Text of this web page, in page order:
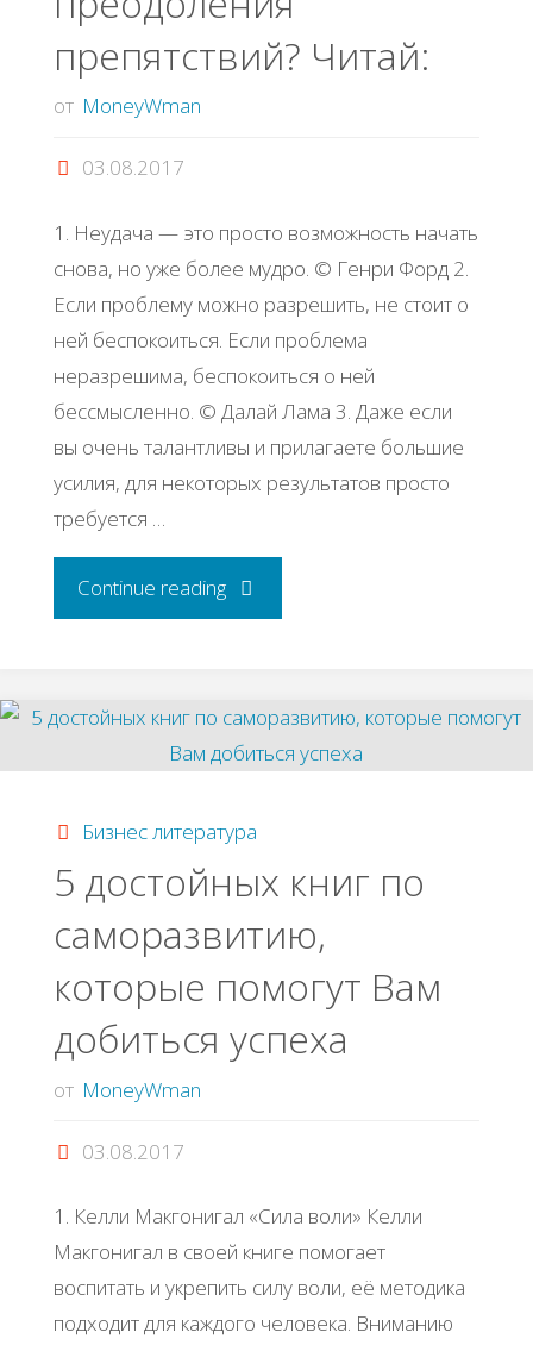
препятствий? Читай:
от MoneyWman
03.08.2017
1. Неудача — это просто возможность начать
снова, но уже более мудро. © Генри Форд 2.
Если проблему можно разрешить, не стоит о
ней беспокоиться. Если проблема
неразрешима, беспокоиться о ней
бессмысленно. © Далай Лама 3. Даже если
вы очень талантливы и прилагаете большие
усилия, для некоторых результатов просто
требуется …
Continue reading"Не
сил
для
преодоления
препятствий?
Читай:"
Бизнес литература
5 достойных книг по
саморазвитию,
которые помогут Вам
добиться успеха
от MoneyWman
03.08.2017
1. Келли Макгонигал «Сила воли» Келли
Макгонигал в своей книге помогает
воспитать и укрепить силу воли, её методика
подходит для каждого человека. Вниманию